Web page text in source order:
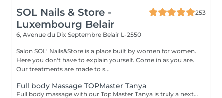
SOL Nails & Store -
Luxembourg Belair
253
6, Avenue du Dix Septembre Belair L-2550
Salon SOL' Nails&Store is a place built by women for women.
Here you don't have to explain yourself. Come in as you are.
Our treatments are made to s...
Full body Massage TOPMaster Tanya
Full body massage with our Top Master Tanya is truly a next-level experience. With more than 10 years of professional experience, she has an exceptional understanding of the body and its individual needs. Tanya adapts her technique exactly to what your body requires, often sensing it even before you do. This type of massage is designed to release tension, improve circulation, and promote deep relaxation. The treatment typically focuses on the back, shoulders, arms, legs, and other key tension areas, using smooth, flowing, and soothing massage techniques. Result: a feeling of lightness, relaxation, and renewed body comfort. Recommended frequency: from once a week to once a month, depending on your personal needs and stress level.